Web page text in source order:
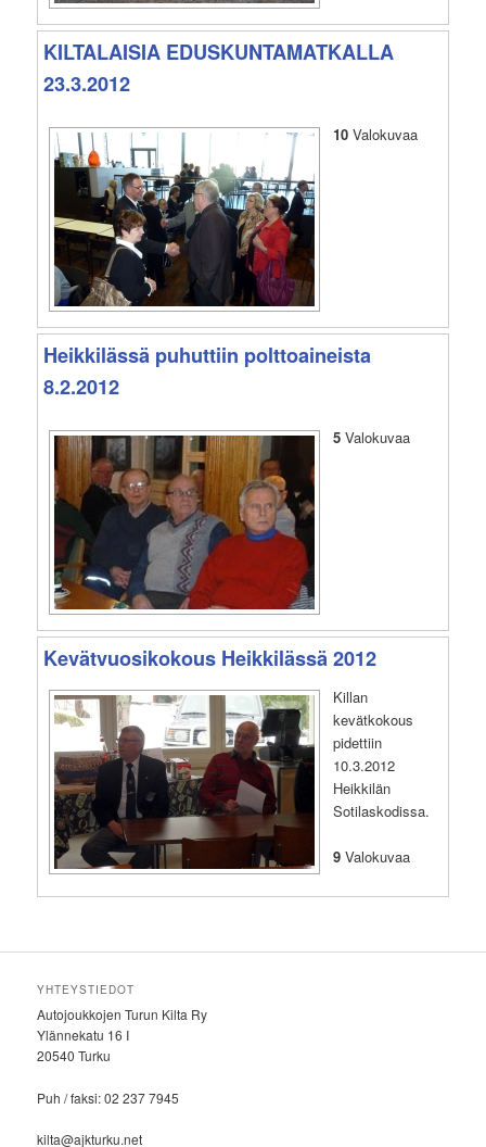
KILTALAISIA EDUSKUNTAMATKALLA
23.3.2012
10 Valokuvaa
Heikkilässä puhuttiin polttoaineista
8.2.2012
5 Valokuvaa
Kevätvuosikokous Heikkilässä 2012
Killan
kevätkokous
pidettiin
10.3.2012
Heikkilän
Sotilaskodissa.
9 Valokuvaa
YHTEYSTIEDOT
Autojoukkojen Turun Kilta Ry
Ylännekatu 16 I
20540 Turku
Puh / faksi: 02 237 7945
kilta@ajkturku.net